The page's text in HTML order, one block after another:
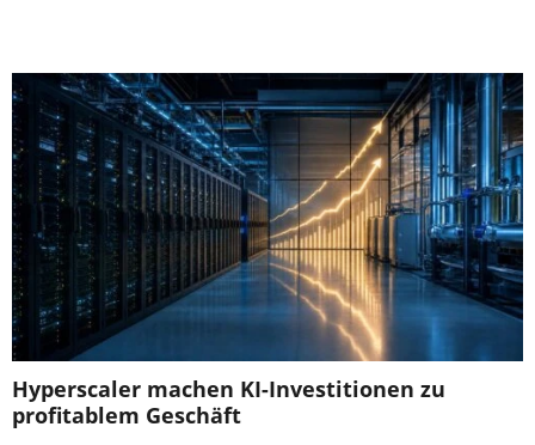
Hyperscaler machen KI-Investitionen zu
profitablem Geschäft